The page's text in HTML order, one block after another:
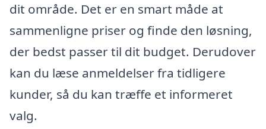
dit område. Det er en smart måde at
sammenligne priser og finde den løsning,
der bedst passer til dit budget. Derudover
kan du læse anmeldelser fra tidligere
kunder, så du kan træffe et informeret
valg.